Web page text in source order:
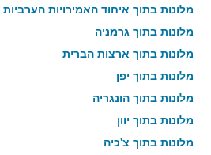
מלונות בתוך איחוד האמירויות הערביות
מלונות בתוך גרמניה
מלונות בתוך ארצות הברית
מלונות בתוך יפן
מלונות בתוך הונגריה
מלונות בתוך יוון
מלונות בתוך צ'כיה